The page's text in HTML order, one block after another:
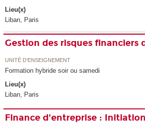
Lieu(x)
Liban, Paris
Gestion des risques financiers
UNITÉ D’ENSEIGNEMENT
Formation hybride soir ou samedi
Lieu(x)
Liban, Paris
Finance d'entreprise :